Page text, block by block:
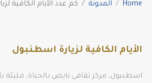
Home المدونة كم عدد الأيام الكافية
الأيام الكافية لزيارة اسطنبول
اسطنبول، مركز ثقافي نابض بالحياة، مليئة